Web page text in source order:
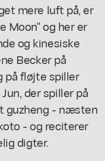
mere luft på, er
Moon" og her er
og kinesiske
Becker på
på fløjte spiller
der spiller på
guzheng - næsten
- og reciterer
digter.